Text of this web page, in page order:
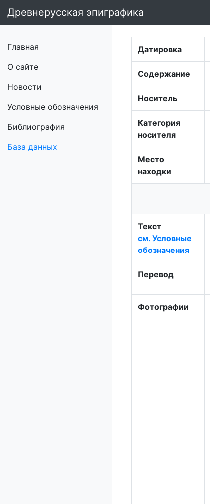
Древнерусская эпиграфика
Главная
О сайте
Новости
Условные обозначения
Библиография
База данных
Датировка
Содержание
Носитель
Категория
носителя
Место
находки
Текст
см. Условные
обозначения
Перевод
Фотографии